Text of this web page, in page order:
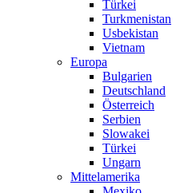
Türkei
Turkmenistan
Usbekistan
Vietnam
Europa
Bulgarien
Deutschland
Österreich
Serbien
Slowakei
Türkei
Ungarn
Mittelamerika